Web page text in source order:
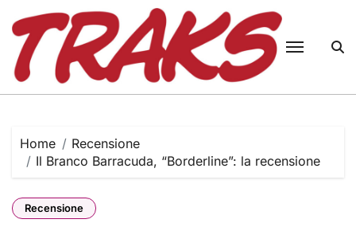
content
Home
Recensione
Il Branco Barracuda, “Borderline”: la recensione
Recensione